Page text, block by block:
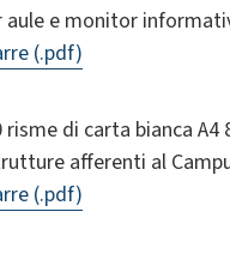
aule e monitor
(.pdf)
di carta bianca
afferenti al
(.pdf)